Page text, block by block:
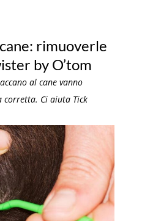
rimuoverle
by O’tom
al cane vanno
corretta. Ci aiuta Tick